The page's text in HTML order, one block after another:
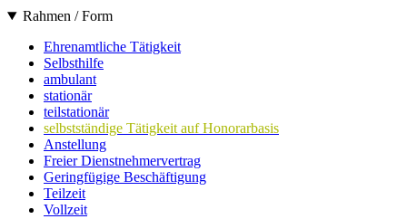
Rahmen / Form
Ehrenamtliche Tätigkeit
Selbsthilfe
ambulant
stationär
teilstationär
selbstständige Tätigkeit auf Honorarbasis
Anstellung
Freier Dienstnehmervertrag
Geringfügige Beschäftigung
Teilzeit
Vollzeit